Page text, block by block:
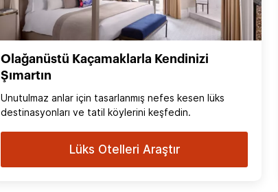
Olağanüstü Kaçamaklarla Kendinizi
Şımartın
Unutulmaz anlar için tasarlanmış nefes kesen lüks
destinasyonları ve tatil köylerini keşfedin.
Lüks Otelleri Araştır